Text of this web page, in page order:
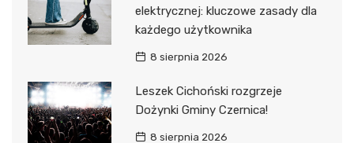
elektrycznej: kluczowe zasady dla
każdego użytkownika
8 sierpnia 2026
Leszek Cichoński rozgrzeje
Dożynki Gminy Czernica!
8 sierpnia 2026